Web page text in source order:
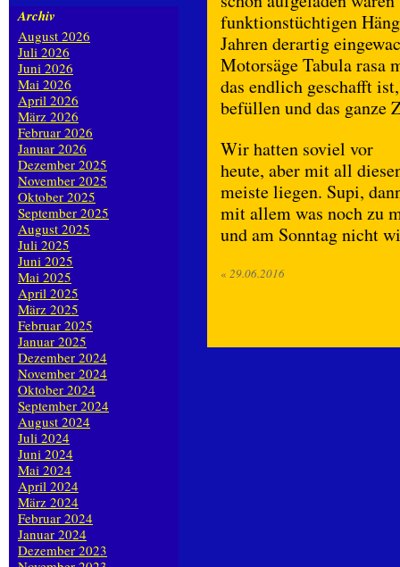
funktionstüchtigen
Jahren derartig
Motorsäge Tabula rasa
das endlich geschafft
befüllen und das ganze
Wir hatten soviel vor
heute, aber mit all
meiste liegen. Supi,
mit allem was noch zu
und am Sonntag nicht
« 29.06.2016
Archiv
August 2026
Juli 2026
Juni 2026
Mai 2026
April 2026
März 2026
Februar 2026
Januar 2026
Dezember 2025
November 2025
Oktober 2025
September 2025
August 2025
Juli 2025
Juni 2025
Mai 2025
April 2025
März 2025
Februar 2025
Januar 2025
Dezember 2024
November 2024
Oktober 2024
September 2024
August 2024
Juli 2024
Juni 2024
Mai 2024
April 2024
März 2024
Februar 2024
Januar 2024
Dezember 2023